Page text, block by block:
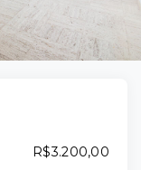
R$3.200,00